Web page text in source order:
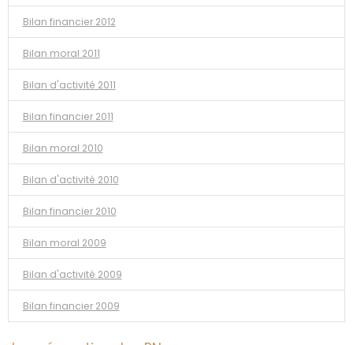
Bilan financier 2012
Bilan moral 2011
Bilan d'activité 2011
Bilan financier 2011
Bilan moral 2010
Bilan d'activité 2010
Bilan financier 2010
Bilan moral 2009
Bilan d'activité 2009
Bilan financier 2009